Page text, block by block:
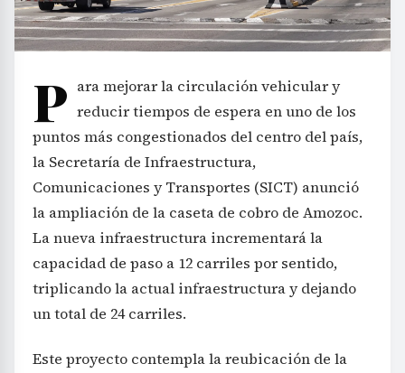
P ara mejorar la circulación vehicular y
reducir tiempos de espera en uno de los
puntos más congestionados del centro del país,
la Secretaría de Infraestructura,
Comunicaciones y Transportes (SICT) anunció
la ampliación de la caseta de cobro de Amozoc.
La nueva infraestructura incrementará la
capacidad de paso a 12 carriles por sentido,
triplicando la actual infraestructura y dejando
un total de 24 carriles.
Este proyecto contempla la reubicación de la